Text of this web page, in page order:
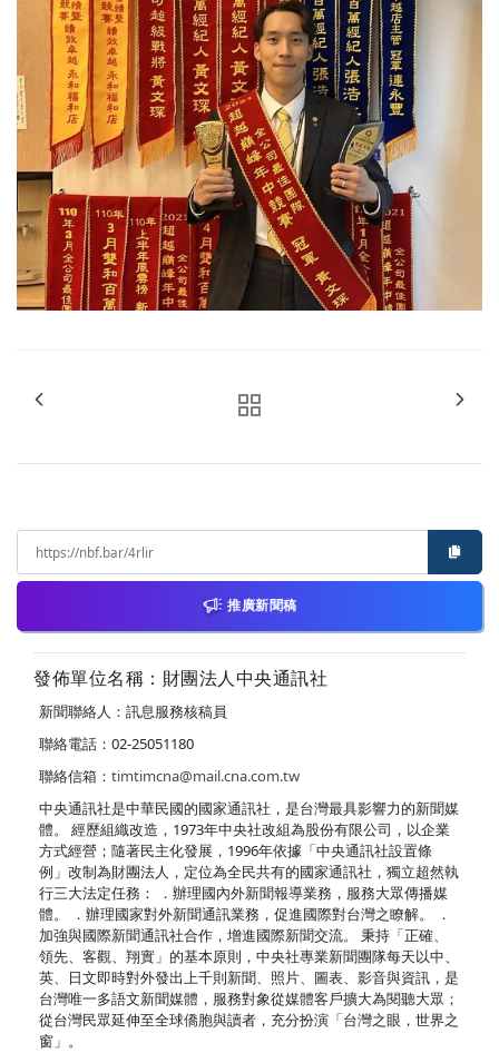
推廣新聞稿
發佈單位名稱：財團法人中央通訊社
新聞聯絡人：訊息服務核稿員
聯絡電話：02-25051180
聯絡信箱： timtimcna@mail.cna.com.tw
中央通訊社是中華民國的國家通訊社，是台灣最具影響力的新聞媒
體。 經歷組織改造，1973年中央社改組為股份有限公司，以企業
方式經營；隨著民主化發展，1996年依據「中央通訊社設置條
例」改制為財團法人，定位為全民共有的國家通訊社，獨立超然執
行三大法定任務： ．辦理國內外新聞報導業務，服務大眾傳播媒
體。 ．辦理國家對外新聞通訊業務，促進國際對台灣之瞭解。 ．
加強與國際新聞通訊社合作，增進國際新聞交流。 秉持「正確、
領先、客觀、翔實」的基本原則，中央社專業新聞團隊每天以中、
英、日文即時對外發出上千則新聞、照片、圖表、影音與資訊，是
台灣唯一多語文新聞媒體，服務對象從媒體客戶擴大為閱聽大眾；
從台灣民眾延伸至全球僑胞與讀者，充分扮演「台灣之眼，世界之
窗」。